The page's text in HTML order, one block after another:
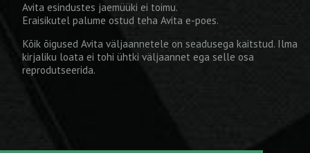
Avita esindustes jaemüüki ei toimu.
Eraisikutel palume ostud teha Avita e-poes.
Kõik õigused Avita väljaannetele on seadusega kaitstud. Ilma
kirjaliku loata ei tohi ühtki väljaannet ega selle osa
reprodutseerida.